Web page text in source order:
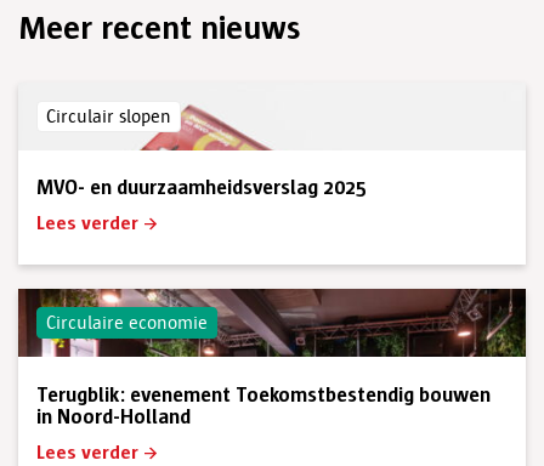
Meer recent nieuws
Circulair slopen
MVO- en duurzaamheidsverslag 2025
Lees verder
Circulaire economie
Terugblik: evenement Toekomstbestendig bouwen
in Noord-Holland
Lees verder